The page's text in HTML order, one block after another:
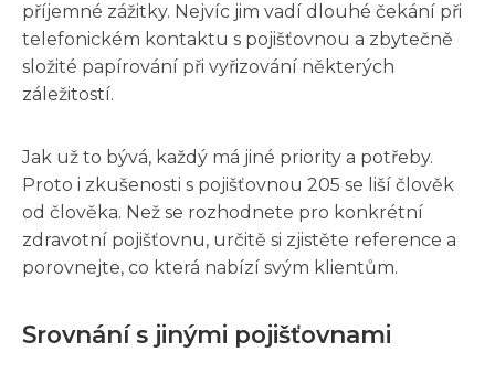
příjemné zážitky. Nejvíc jim vadí dlouhé čekání při
telefonickém kontaktu s pojišťovnou a zbytečně
složité papírování při vyřizování některých
záležitostí.
Jak už to bývá, každý má jiné priority a potřeby.
Proto i zkušenosti s pojišťovnou 205 se liší člověk
od člověka. Než se rozhodnete pro konkrétní
zdravotní pojišťovnu, určitě si zjistěte reference a
porovnejte, co která nabízí svým klientům.
Srovnání s jinými pojišťovnami